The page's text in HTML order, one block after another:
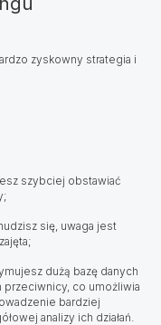
zyskowny strategia i
szybciej obstawiać
się, uwaga jest
dużą bazę danych
przeciwnicy, co umożliwia
bardziej
analizy ich działań.